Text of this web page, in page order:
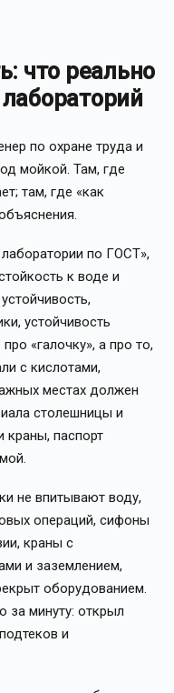
что реально
по охране труда и
мойкой. Там, где
там, где «как
по ГОСТ»,
к воде и
устойчивость
«галочку», а про то,
с кислотами,
местах должен
столешницы и
краны, паспорт
не впитывают воду,
операций, сифоны
краны с
и заземлением,
оборудованием.
за минуту: открыл
и